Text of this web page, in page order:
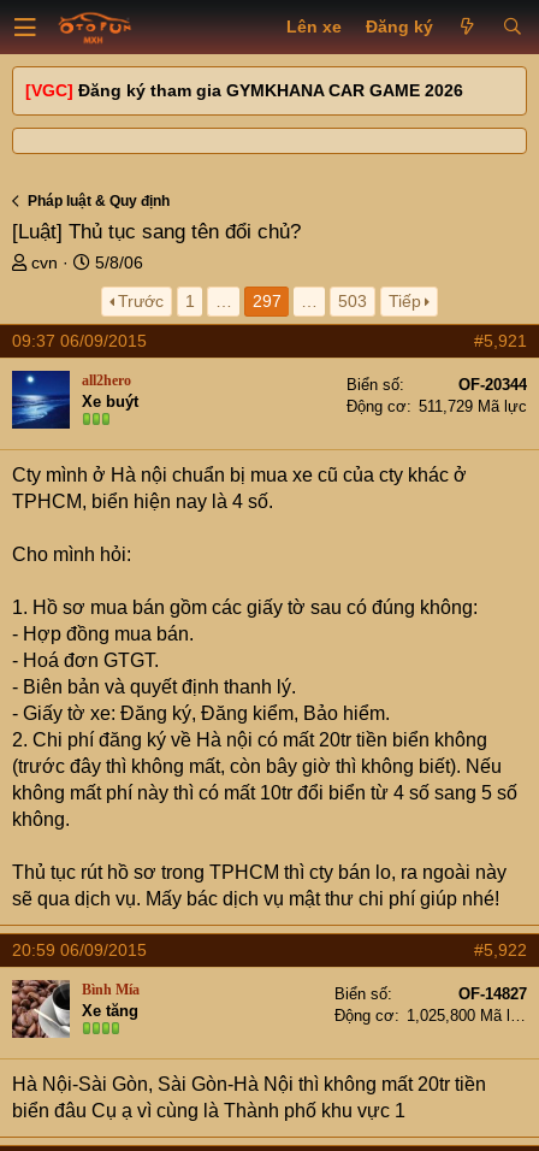
Lên xe Đăng ký
[VGC] Đăng ký tham gia GYMKHANA CAR GAME 2026
Pháp luật & Quy định
[Luật] Thủ tục sang tên đổi chủ?
T
e
a
d
s
t
r
t
e
cvn
N
g
y
g
ử
i
5/8/06
Trước
1 297 503 Tiếp
09:37 06/09/2015 #5,921
all2hero
Xe buýt
Biển số
OF-20344
Động cơ
511,729 Mã lực
Cty mình ở Hà nội chuẩn bị mua xe cũ của cty khác ở
TPHCM, biển hiện nay là 4 số.
Cho mình hỏi:
1. Hồ sơ mua bán gồm các giấy tờ sau có đúng không:
- Hợp đồng mua bán.
- Hoá đơn GTGT.
- Biên bản và quyết định thanh lý.
- Giấy tờ xe: Đăng ký, Đăng kiểm, Bảo hiểm.
2. Chi phí đăng ký về Hà nội có mất 20tr tiền biển không
(trước đây thì không mất, còn bây giờ thì không biết). Nếu
không mất phí này thì có mất 10tr đổi biển từ 4 số sang 5 số
không.
Thủ tục rút hồ sơ trong TPHCM thì cty bán lo, ra ngoài này
sẽ qua dịch vụ. Mấy bác dịch vụ mật thư chi phí giúp nhé!
20:59 06/09/2015 #5,922
Bình Mía
Xe tăng
Biển số
OF-14827
Động cơ
1,025,800 Mã lực
Hà Nội-Sài Gòn, Sài Gòn-Hà Nội thì không mất 20tr tiền
biển đâu Cụ ạ vì cùng là Thành phố khu vực 1